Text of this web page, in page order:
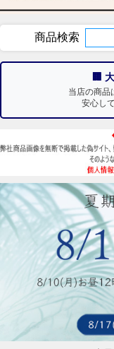
商品検索
🏢
当店の商品
安心し